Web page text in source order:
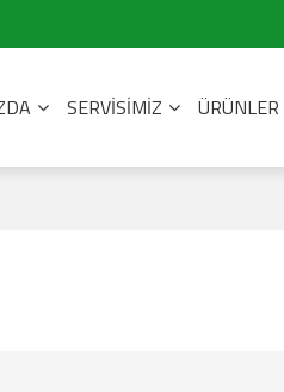
SERVISIMIZ ÜRÜNLER